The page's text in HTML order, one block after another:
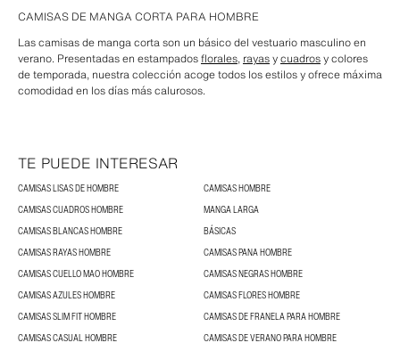
CAMISAS DE MANGA CORTA PARA HOMBRE
Las camisas de manga corta son un básico del vestuario masculino en
verano. Presentadas en estampadosflorales, rayasycuadrosy colores
de temporada, nuestra colección acoge todos los estilos y ofrece máxima
comodidad en los días más calurosos.
TE PUEDE INTERESAR
CAMISAS LISAS DE HOMBRE
CAMISAS HOMBRE
CAMISAS CUADROS HOMBRE
MANGA LARGA
CAMISAS BLANCAS HOMBRE
BÁSICAS
CAMISAS RAYAS HOMBRE
CAMISAS PANA HOMBRE
CAMISAS CUELLO MAO HOMBRE
CAMISAS NEGRAS HOMBRE
CAMISAS AZULES HOMBRE
CAMISAS FLORES HOMBRE
CAMISAS SLIM FIT HOMBRE
CAMISAS DE FRANELA PARA HOMBRE
CAMISAS CASUAL HOMBRE
CAMISAS DE VERANO PARA HOMBRE